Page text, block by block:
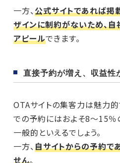
一方、公式サイトであれば掲
ザインに制約がないため、
アピールできます。
直接予約が増え、収益性
OTAサイトの集客力は魅力的
での予約にはおよそ8〜15％
一般的といえるでしょう。
一方、自サイトからの予約で
せん。